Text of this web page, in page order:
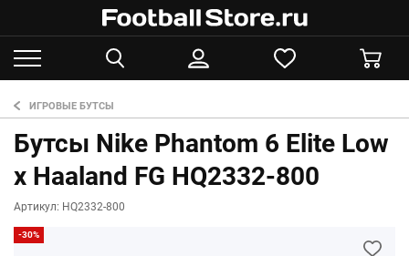
ИГРОВЫЕ БУТСЫ
Бутсы Nike Phantom 6 Elite Low
x Haaland FG HQ2332-800
Артикул: HQ2332-800
-30%